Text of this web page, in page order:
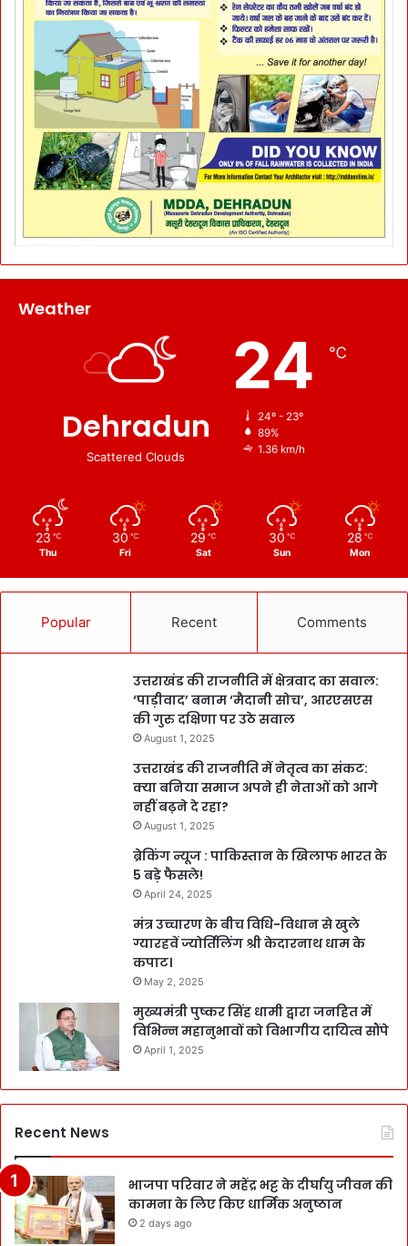
Weather
Dehradun
Scattered Clouds
24 ℃
24º - 23º
89%
1.36 km/h
23 ℃
Thu
30 ℃
Fri
29 ℃
Sat
30 ℃
Sun
28 ℃
Mon
Popular Recent Comments
उत्तराखंड की राजनीति में क्षेत्रवाद का सवाल:
‘पाड़ीवाद’ बनाम ‘मैदानी सोच’, आरएसएस
की गुरु दक्षिणा पर उठे सवाल
August 1, 2025
उत्तराखंड की राजनीति में नेतृत्व का संकट:
क्या बनिया समाज अपने ही नेताओं को आगे
नहीं बढ़ने दे रहा?
August 1, 2025
ब्रेकिंग न्यूज : पाकिस्तान के खिलाफ भारत के
5 बड़े फैसले!
April 24, 2025
मंत्र उच्चारण के बीच विधि-विधान से खुले
ग्यारहवें ज्योर्तिलिंग श्री केदारनाथ धाम के
कपाट।
May 2, 2025
मुख्यमंत्री पुष्कर सिंह धामी द्वारा जनहित में
विभिन्न महानुभावों को विभागीय दायित्व सौंपे
April 1, 2025
Recent News
भाजपा परिवार ने महेंद्र भट्ट के दीर्घायु जीवन की
कामना के लिए किए धार्मिक अनुष्ठान
2 days ago